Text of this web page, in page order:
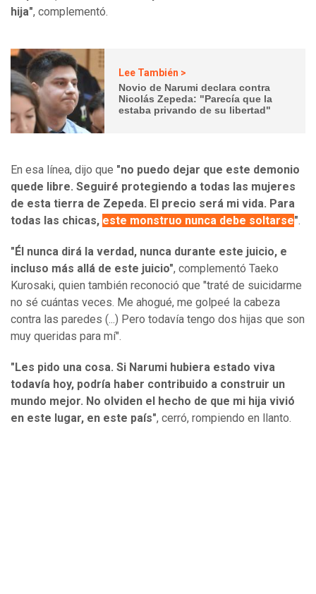
hija", complementó.
Lee También >
Novio de Narumi declara contra
Nicolás Zepeda: "Parecía que la
estaba privando de su libertad"
En esa línea, dijo que "no puedo dejar que este demonio
quede libre. Seguiré protegiendo a todas las mujeres
de esta tierra de Zepeda. El precio será mi vida. Para
todas las chicas, este monstruo nunca debe soltarse".
"Él nunca dirá la verdad, nunca durante este juicio, e
incluso más allá de este juicio", complementó Taeko
Kurosaki, quien también reconoció que "traté de suicidarme
no sé cuántas veces. Me ahogué, me golpeé la cabeza
contra las paredes (...) Pero todavía tengo dos hijas que son
muy queridas para mí".
"Les pido una cosa. Si Narumi hubiera estado viva
todavía hoy, podría haber contribuido a construir un
mundo mejor. No olviden el hecho de que mi hija vivió
en este lugar, en este país", cerró, rompiendo en llanto.